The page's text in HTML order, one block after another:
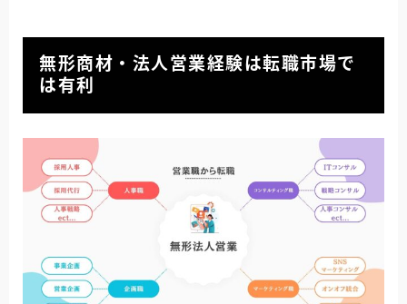
無形商材・法人営業経験は転職市場で
は有利